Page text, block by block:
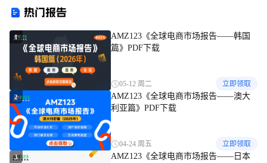
热门报告
1
AMZ123《全球电商市场报告——韩国
篇》PDF下载
05-12 周二 立即领取
2
AMZ123《全球电商市场报告——澳大
利亚篇》PDF下载
04-24 周五 立即领取
3
AMZ123《全球电商市场报告——日本